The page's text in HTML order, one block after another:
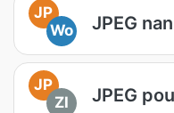
JP
Wo
JPEG
JP
ZI
JPEG